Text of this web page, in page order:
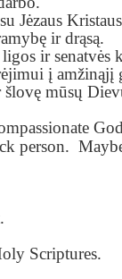
Jėzaus
ir drąsą.
ir senatvės
į amžinąjį
mūsų
person.
Scriptures.